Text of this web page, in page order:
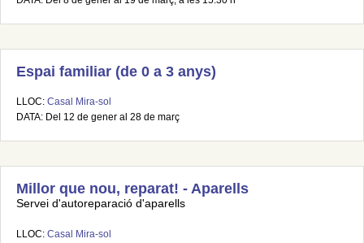
Espai familiar (de 0 a 3 anys)
LLOC: Casal Mira-sol
DATA: Del 12 de gener al 28 de març
Millor que nou, reparat! - Aparells
Servei d'autoreparació d'aparells
LLOC: Casal Mira-sol